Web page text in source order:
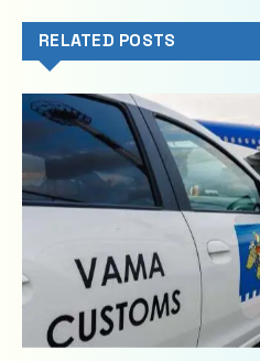
RELATED POSTS